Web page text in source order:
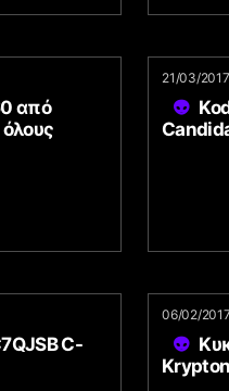
από
όλους
21/03/
C-
06/02/
Krypton